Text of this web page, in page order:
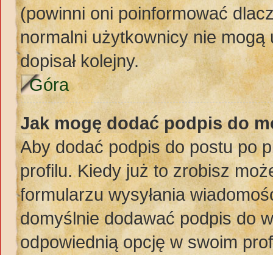
(powinni oni poinformować
normalni użytkownicy nie
dopisał kolejny.
Góra
Jak mogę dodać podpis do
Aby dodać podpis do postu po
profilu. Kiedy już to zrobisz
formularzu wysyłania
domyślnie dodawać podpis do
odpowiednią opcję w swoim